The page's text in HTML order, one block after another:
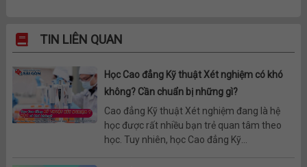
TIN LIÊN QUAN
Học Cao đẳng Kỹ thuật Xét nghiệm có khó
không? Cần chuẩn bị những gì?
Cao đẳng Kỹ thuật Xét nghiệm đang là hệ
học được rất nhiều bạn trẻ quan tâm theo
học. Tuy nhiên, học Cao đẳng Kỹ...